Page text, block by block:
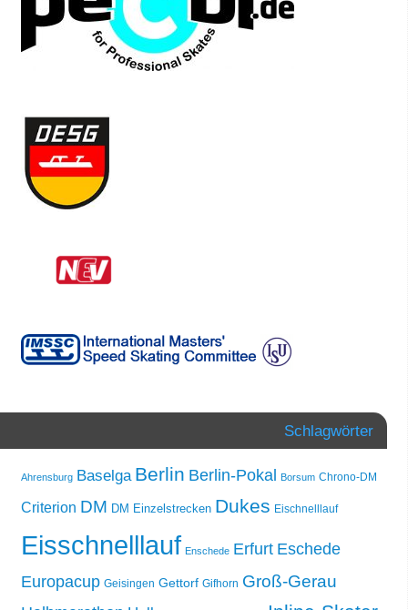
Schlagwörter
Ahrensburg Baselga Berlin Berlin-Pokal Borsum Chrono-DM
Criterion DM DM Einzelstrecken Dukes Eischnelllauf
Eisschnelllauf Enschede Erfurt Eschede
Europacup Geisingen Gettorf Gifhorn Groß-Gerau